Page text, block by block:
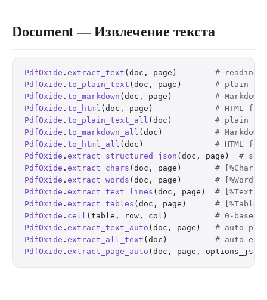
Document — Извлечение текста
PdfOxide . extract_text (doc, page) # reading-
PdfOxide . to_plain_text (doc, page) # plain
PdfOxide . to_markdown (doc, page) #
PdfOxide . to_html (doc, page) # HTML for
PdfOxide . to_plain_text_all (doc) # plain
PdfOxide . to_markdown_all (doc) #
PdfOxide . to_html_all (doc) # HTML for
PdfOxide . extract_structured_json (doc, page) #
PdfOxide . extract_chars (doc, page) #
PdfOxide . extract_words (doc, page) #
PdfOxide . extract_text_lines (doc, page) #
PdfOxide . extract_tables (doc, page) #
PdfOxide . cell (table, row, col) # 0-based
PdfOxide . extract_text_auto (doc, page) # auto-
PdfOxide . extract_all_text (doc) # auto-
PdfOxide . extract_page_auto (doc, page, options_json